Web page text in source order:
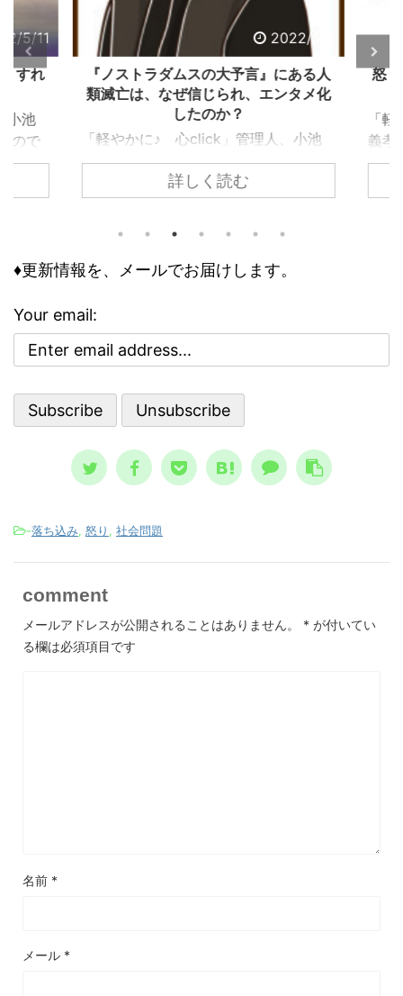
5/11
すれ
池
ので
れ
て知
、ど
精
周囲
いる
2022/5/2
『ノストラダムスの大予言』にある人
類滅亡は、なぜ信じられ、エンタメ化
したのか？
「軽やかに♪ 心click」管理人、小池
義孝です。今回は、子供の頃にあった
『ノストラダムスの大予言』につい
て、お話しします。 子供の頃、ノス
怖れ、その恐怖と不安が日常に溶け込
でした。 けれどもそこには、人類滅
亡シナリオをエンタメとして楽しむ、
奇妙な空気も存在していました。 ノ
して親しまれた ノストラダムスの大予
言、恐怖の大王とは？ ノストラダム
詳しく読む
怒り
「軽
義孝
いて
合、
♦更新情報を、メールでお届けします。
Your email:
-落ち込み, 怒り , 社会問題
comment
メールアドレスが公開されることはありません。 * が付いてい
る欄は必須項目です
名前 *
メール *